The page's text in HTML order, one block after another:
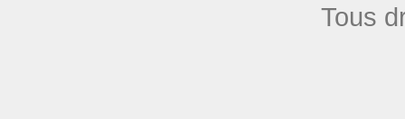
Tous